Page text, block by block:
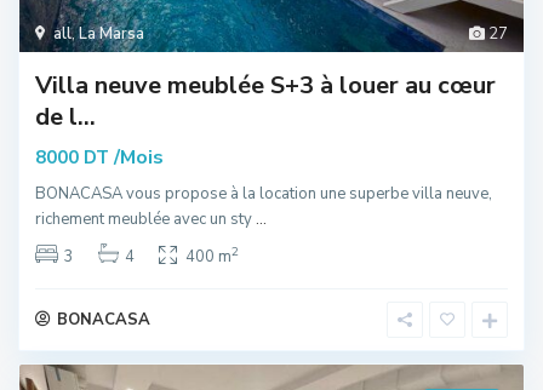
27
all,La Marsa
Villa neuve meublée S+3 à louer au cœur
de l...
8000 DT/Mois
BONACASA vous propose à la location une superbe villa neuve,
richement meublée avec un sty...
3
4 400 m2
BONACASA